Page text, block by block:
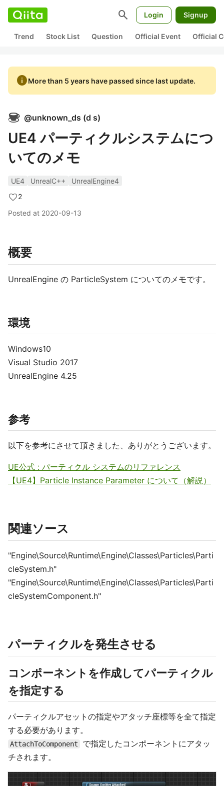
search Login Signup
Trend Stock List Question Official Event Official
infoMore than 5 years have passed since last update.
@unknown_ds (d s)
UE4 パーティクルシステムにつ
いてのメモ
UE4 UnrealC++
UnrealEngine4
2
Posted at 2020-09-13
概要
UnrealEngine の ParticleSystem についてのメモです。
環境
Windows10
Visual Studio 2017
UnrealEngine 4.25
参考
以下を参考にさせて頂きました、ありがとうございます。
UE公式 : パーティクル システムのリファレンス
【UE4】Particle Instance Parameter について（解説）
関連ソース
"Engine\Source\Runtime\Engine\Classes\Particles\Parti
cleSystem.h"
"Engine\Source\Runtime\Engine\Classes\Particles\Parti
cleSystemComponent.h"
パーティクルを発生させる
コンポーネントを作成してパーティクル
を指定する
パーティクルアセットの指定やアタッチ座標等を全て指定
する必要があります。
AttachToComponent
で指定したコンポーネントにアタッ
チされます。